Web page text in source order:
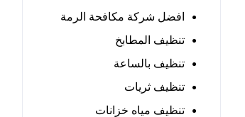
افضل شركة مكافحة الرمة
تنظيف المطابخ
تنظيف بالساعة
تنظيف ثريات
تنظيف مياه خزانات